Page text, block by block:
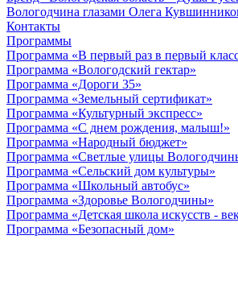
Вологодчина глазами Олега
Контакты
Программы
Программа «В первый раз в первый
Программа «Вологодский гектар»
Программа «Дороги 35»
Программа «Земельный сертификат»
Программа «Культурный экспресс»
Программа «С днем рождения, малыш!»
Программа «Народный бюджет»
Программа «Светлые улицы
Программа «Сельский дом культуры»
Программа «Школьный автобус»
Программа «Здоровье Вологодчины»
Программа «Детская школа искусств -
Программа «Безопасный дом»